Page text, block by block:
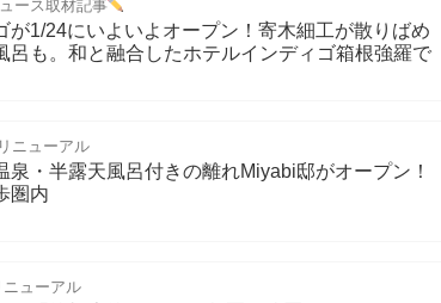
ース取材記事
が1/24にいよいよオープン！寄木細工が散りばめ
呂も。和と融合したホテルインディゴ箱根強羅で
ニューアル
泉・半露天風呂付きの離れMiyabi邸がオープン！
圏内
ューアル